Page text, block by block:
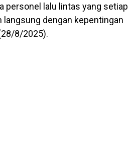
personel lalu lintas yang setiap
langsung dengan kepentingan
8/2025).